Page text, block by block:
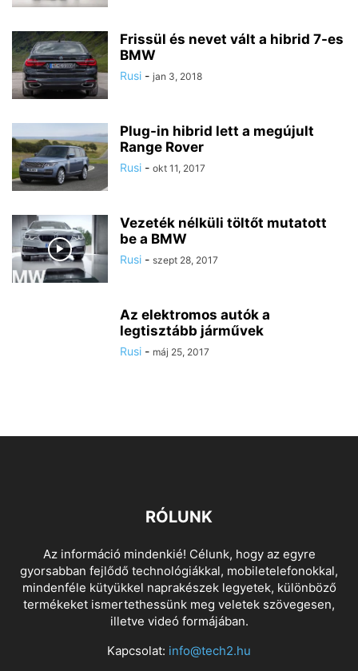
Frissül és nevet vált a hibrid 7-es
BMW
Rusi - jan 3, 2018
Plug-in hibrid lett a megújult
Range Rover
Rusi - okt 11, 2017
Vezeték nélküli töltőt mutatott
be a BMW
Rusi - szept 28, 2017
Az elektromos autók a
legtisztább járművek
Rusi - máj 25, 2017
RÓLUNK
Az információ mindenkié! Célunk, hogy az egyre
gyorsabban fejlődő technológiákkal, mobiletelefonokkal,
mindenféle kütyükkel naprakészek legyetek, különböző
termékeket ismertethessünk meg veletek szövegesen,
illetve videó formájában.
Kapcsolat: info@tech2.hu